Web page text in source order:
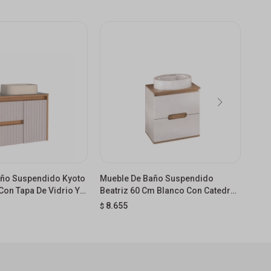
Suspendido Kyoto
Tapa De Vidrio Y
Mueble De Baño Suspendido
Beatriz 60 Cm Blanco Con Catedral
Con Bacha
$ 8.655